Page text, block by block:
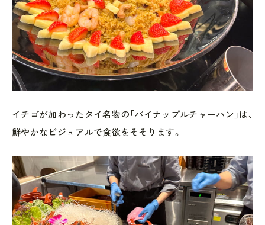
イチゴが加わったタイ名物の「パイナップルチャーハン」は、
鮮やかなビジュアルで食欲をそそります。